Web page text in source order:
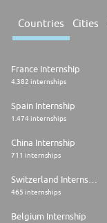
Countries Cities
France Internship
4.382 internships
Spain Internship
1.474 internships
China Internship
711 internships
465 internships
Belgium Internship